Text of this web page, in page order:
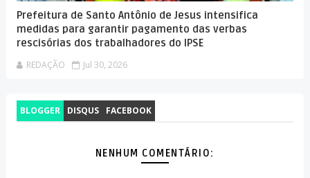
Prefeitura de Santo Antônio de Jesus intensifica
medidas para garantir pagamento das verbas
rescisórias dos trabalhadores do IPSE
REDAÇÃO Jul 30, 2026
BLOGGER DISQUS FACEBOOK
NENHUM COMENTÁRIO: